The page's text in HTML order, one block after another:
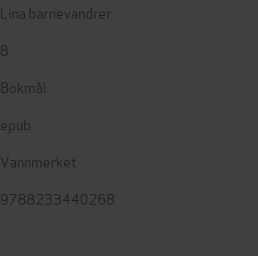
Lina barnevandrer
8
Bokmål
epub
Vannmerket
9788233440268